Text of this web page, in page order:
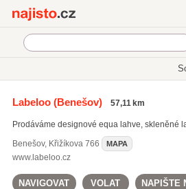
Bio/eko výrobky
Biokosmetika (453)
Biopotraviny (76)
Prací a čisticí biovýrobky
Labeloo(Benešov) 57,11 km
Prodáváme designové equa lahve, skleněné
Benešov, Křižíkova 766 MAPA
www.labeloo.cz
NAVIGOVAT VOLAT NAPIŠTE